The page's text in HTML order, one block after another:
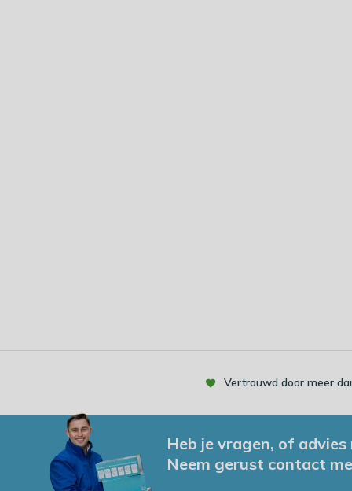
Vertrouwd door meer
Heb je vragen, of advies
Neem gerust contact